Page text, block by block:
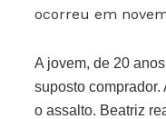
ocorreu em
A jovem, de 20
suposto
o assalto. Beatriz